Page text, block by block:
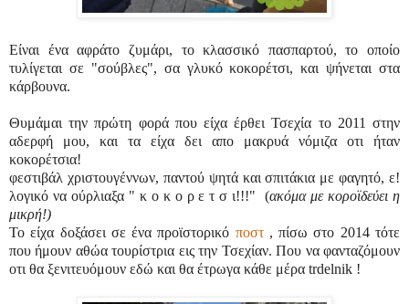
Είναι ένα αφράτο ζυμάρι, το κλασσικό πασπαρτού, το οποίο
τυλίγεται σε "σούβλες", σα γλυκό κοκορέτσι, και ψήνεται στα
κάρβουνα.
Θυμάμαι την πρώτη φορά που είχα έρθει Τσεχία το 2011 στην
αδερφή μου, και τα είχα δει απο μακρυά νόμιζα οτι ήταν
κοκορέτσια!
φεστιβάλ χριστουγέννων, παντού ψητά και σπιτάκια με φαγητό, ε!
λογικό να ούρλιαξα " κ ο κ ο ρ ε τ σ ι!!!" (ακόμα με κοροϊδεύει η
μικρή!)
Το είχα δοξάσει σε ένα προϊστορικό ποστ , πίσω στο 2014 τότε
που ήμουν αθώα τουρίστρια εις την Τσεχίαν. Που να φανταζόμουν
οτι θα ξενιτευόμουν εδώ και θα έτρωγα κάθε μέρα trdelnik !